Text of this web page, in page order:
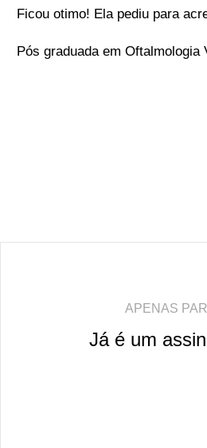
Ficou otimo! Ela pediu para
Pós graduada em Oftalmologia
APENAS
Já é um